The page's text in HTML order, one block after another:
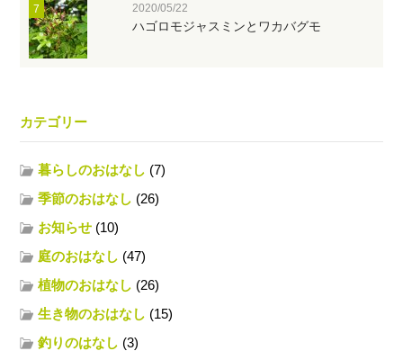
2020/05/22
ハゴロモジャスミンとワカバグモ
7
カテゴリー
暮らしのおはなし (7)
季節のおはなし (26)
お知らせ (10)
庭のおはなし (47)
植物のおはなし (26)
生き物のおはなし (15)
釣りのはなし (3)